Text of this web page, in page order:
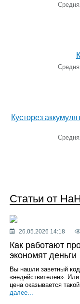
Кусторез
Статьи от
26.05.2026 14:18
Как работают
экономят деньги
Вы нашли заветный
«недействителен».
цена оказывается
далее...